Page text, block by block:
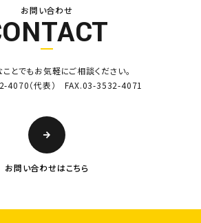
お問い合わせ
ことでもお気軽にご相談ください。
4070（代表） FAX.03-3532-4071
お問い合わせはこちら